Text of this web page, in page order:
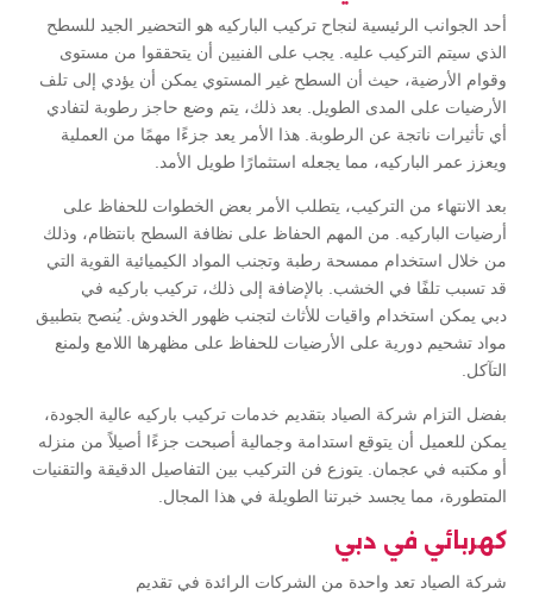
أحد الجوانب الرئيسية لنجاح تركيب الباركيه هو التحضير الجيد للسطح
الذي سيتم التركيب عليه. يجب على الفنيين أن يتحققوا من مستوى
وقوام الأرضية، حيث أن السطح غير المستوي يمكن أن يؤدي إلى تلف
الأرضيات على المدى الطويل. بعد ذلك، يتم وضع حاجز رطوبة لتفادي
أي تأثيرات ناتجة عن الرطوبة. هذا الأمر يعد جزءًا مهمًا من العملية
ويعزز عمر الباركيه، مما يجعله استثمارًا طويل الأمد.
بعد الانتهاء من التركيب، يتطلب الأمر بعض الخطوات للحفاظ على
أرضيات الباركيه. من المهم الحفاظ على نظافة السطح بانتظام، وذلك
من خلال استخدام ممسحة رطبة وتجنب المواد الكيميائية القوية التي
قد تسبب تلفًا في الخشب. بالإضافة إلى ذلك، تركيب باركيه في
دبي يمكن استخدام واقيات للأثاث لتجنب ظهور الخدوش. يُنصح بتطبيق
مواد تشحيم دورية على الأرضيات للحفاظ على مظهرها اللامع ولمنع
التآكل.
بفضل التزام شركة الصياد بتقديم خدمات تركيب باركيه عالية الجودة،
يمكن للعميل أن يتوقع استدامة وجمالية أصبحت جزءًا أصيلاً من منزله
أو مكتبه في عجمان. يتوزع فن التركيب بين التفاصيل الدقيقة والتقنيات
المتطورة، مما يجسد خبرتنا الطويلة في هذا المجال.
كهربائي في دبي
شركة الصياد تعد واحدة من الشركات الرائدة في تقديم